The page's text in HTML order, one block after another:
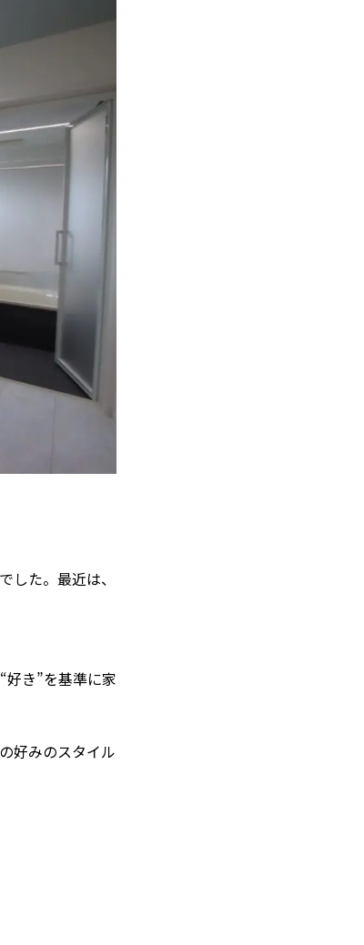
た。最近は、
好き”を基準に家
好みのスタイル